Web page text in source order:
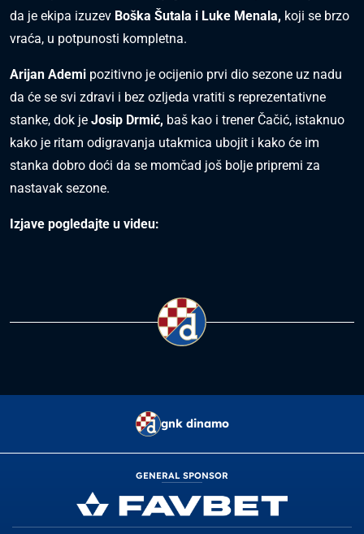
da je ekipa izuzev Boška Šutala i Luke Menala, koji se brzo
vraća, u potpunosti kompletna.
Arijan Ademi pozitivno je ocijenio prvi dio sezone uz nadu
da će se svi zdravi i bez ozljeda vratiti s reprezentativne
stanke, dok je Josip Drmić, baš kao i trener Čačić, istaknuo
kako je ritam odigravanja utakmica ubojit i kako će im
stanka dobro doći da se momčad još bolje pripremi za
nastavak sezone.
Izjave pogledajte u videu:
gnk dinamo
GENERAL SPONSOR